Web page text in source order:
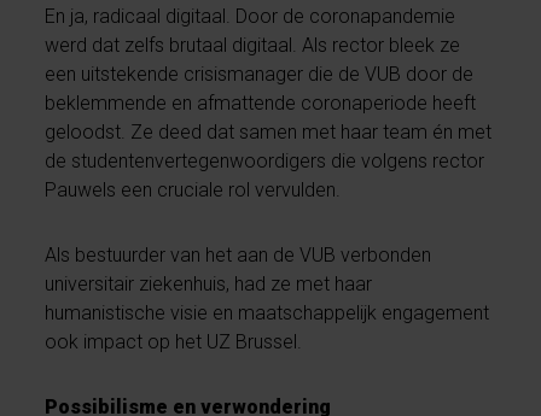
En ja, radicaal digitaal. Door de coronapandemie
werd dat zelfs brutaal digitaal. Als rector bleek ze
een uitstekende crisismanager die de VUB door de
beklemmende en afmattende coronaperiode heeft
geloodst. Ze deed dat samen met haar team én met
de studentenvertegenwoordigers die volgens rector
Pauwels een cruciale rol vervulden.
Als bestuurder van het aan de VUB verbonden
universitair ziekenhuis, had ze met haar
humanistische visie en maatschappelijk engagement
ook impact op het UZ Brussel.
Possibilisme en verwondering